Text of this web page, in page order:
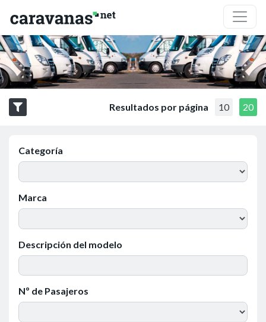
Resultados por página 10 20
Categoría
Marca
Descripción del modelo
Nº de Pasajeros